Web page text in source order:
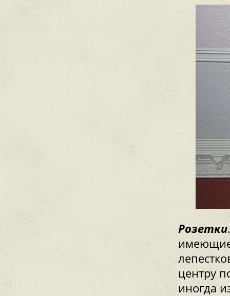
Розетки
центру
иногда